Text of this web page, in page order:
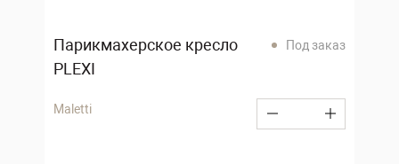
Парикмахерское кресло
PLEXI
Под заказ
Maletti